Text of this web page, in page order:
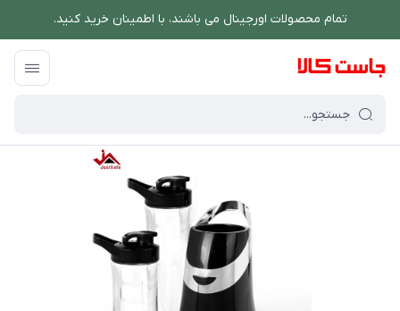
تمام محصولات اورجینال می باشند، با اطمینان خرید کنید.
فروشگاه اینترنتی جاست کالا